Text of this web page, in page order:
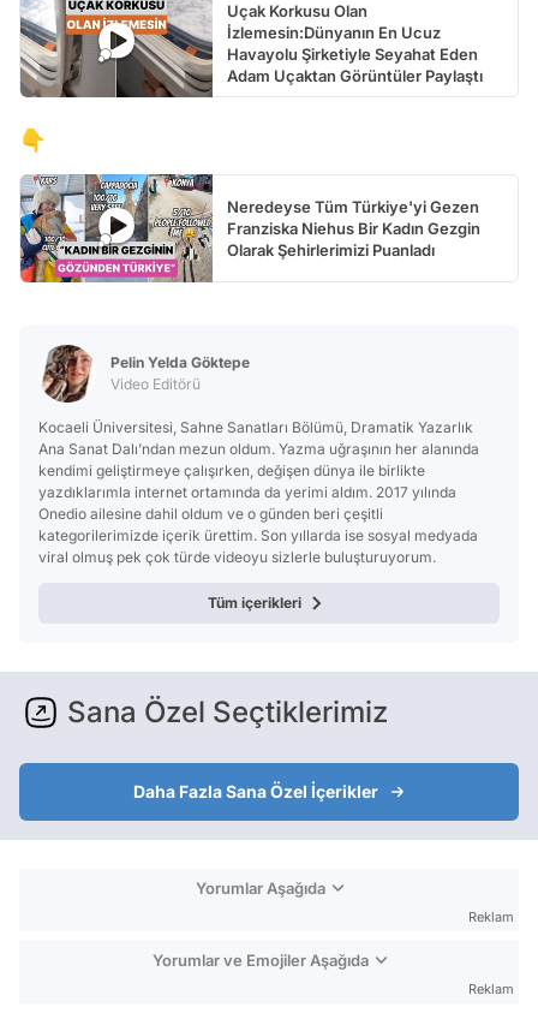
Uçak Korkusu Olan
İzlemesin:Dünyanın En Ucuz
Havayolu Şirketiyle Seyahat Eden
Adam Uçaktan Görüntüler Paylaştı
👇
Neredeyse Tüm Türkiye'yi Gezen
Franziska Niehus Bir Kadın Gezgin
Olarak Şehirlerimizi Puanladı
Pelin Yelda Göktepe
Video Editörü
Kocaeli Üniversitesi, Sahne Sanatları Bölümü, Dramatik Yazarlık
Ana Sanat Dalı’ndan mezun oldum. Yazma uğraşının her alanında
kendimi geliştirmeye çalışırken, değişen dünya ile birlikte
yazdıklarımla internet ortamında da yerimi aldım. 2017 yılında
Onedio ailesine dahil oldum ve o günden beri çeşitli
kategorilerimizde içerik ürettim. Son yıllarda ise sosyal medyada
viral olmuş pek çok türde videoyu sizlerle buluşturuyorum.
Tüm içerikleri
Sana Özel Seçtiklerimiz
Daha Fazla Sana Özel İçerikler
Yorumlar Aşağıda
Reklam
Yorumlar ve Emojiler Aşağıda
Reklam